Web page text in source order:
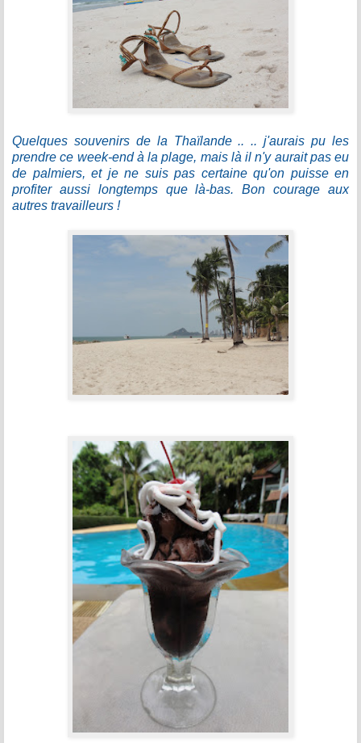
Quelques souvenirs de la Thaïlande .. .. j'aurais pu les
prendre ce week-end à la plage, mais là il n'y aurait pas eu
de palmiers, et je ne suis pas certaine qu'on puisse en
profiter aussi longtemps que là-bas. Bon courage aux
autres travailleurs !